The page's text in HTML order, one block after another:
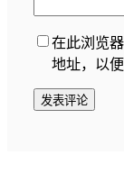
在此浏览
地址，以